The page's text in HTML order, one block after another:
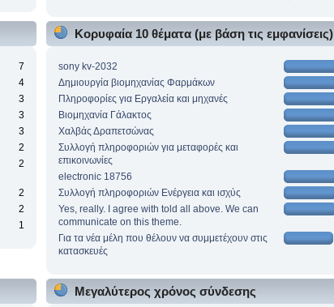
7
4
3
3
3
2
2
2
2
1
Κορυφαία 10 θέματα (με βάση τις εμφανίσεις)
sony kv-2032
Δημιουργία βιομηχανίας Φαρμάκων
Πληροφορίες για Εργαλεία και μηχανές
Βιομηχανία Γάλακτος
Χαλβάς Δραπετσώνας
Συλλογή πληροφοριών για μεταφορές και
επικοινωνίες
electronic 18756
Συλλογή πληροφοριών Ενέργεια και ισχύς
Yes, really. I agree with told all above. We can
communicate on this theme.
Για τα νέα μέλη που θέλουν να συμμετέχουν στις
κατασκευές
Μεγαλύτερος χρόνος σύνδεσης